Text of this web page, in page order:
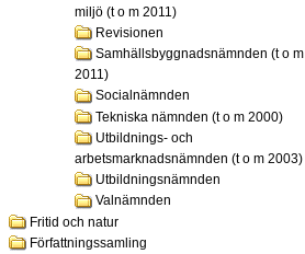
miljö (t o m 2011)
Revisionen
Samhällsbyggnadsnämnden (t o m
2011)
Socialnämnden
Tekniska nämnden (t o m 2000)
Utbildnings- och
arbetsmarknadsnämnden (t o m 2003)
Utbildningsnämnden
Valnämnden
Fritid och natur
Författningssamling